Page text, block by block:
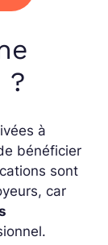
?
à
bénéficier
sont
car